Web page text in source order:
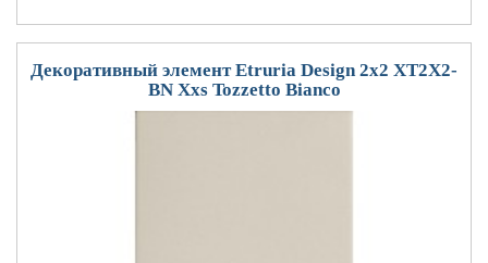
Декоративный элемент Etruria Design 2x2 XT2X2-
BN Xxs Tozzetto Bianco